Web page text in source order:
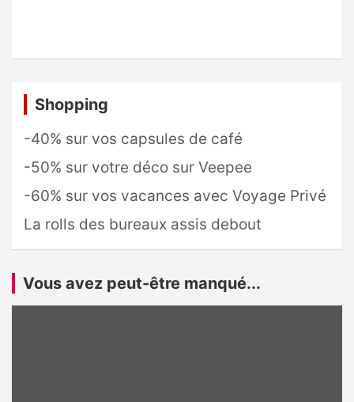
Shopping
-40% sur vos capsules de café
-50% sur votre déco sur Veepee
-60% sur vos vacances avec Voyage Privé
La rolls des bureaux assis debout
Vous avez peut-être manqué...